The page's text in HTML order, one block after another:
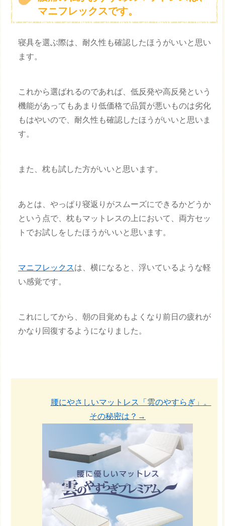
マニフレックスです。
寝具を選ぶ際は、耐久性も確認したほうがいいと思い
ます。
これから選ばれるのであれば、低反発や高反発という
機能があってもあまり低価格で品質が悪いものは劣化
もはやいので、耐久性も確認したほうがいいと思いま
す。
また、枕も試した方がいいと思います。
あとは、やっぱり寝返りがスムーズにできるかどうか
という点で、枕もマットレスの上において、両方セッ
トでお試しをしたほうがいいと思います。
マニフレックスは、横になると、浮いているような軽
い感覚です。
これにしてから、朝の目覚めもよくなり前日の疲れが
かなり回復するようになりました。
腰にやさしいマットレス「雲のやすらぎ」。
その秘密は？→